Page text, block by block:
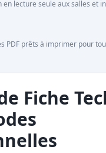
en lecture seule aux salles et
PDF prêts à imprimer pour
Fiche